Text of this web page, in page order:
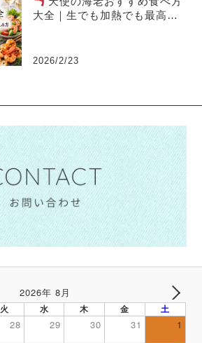
大全｜生でも加熱でも最高に
2026/2/23
2026年 8月 NEXT
火 水 木 金 土
28 29 30 31 1